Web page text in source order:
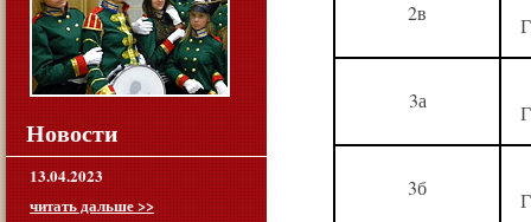
2в
3а
3б
Новости
13.04.2023
читать дальше >>